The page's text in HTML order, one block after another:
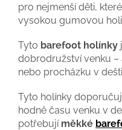
pro nejmenší děti,
vysokou gumovou
Tyto barefoot holínky
dobrodružství venku –
nebo procházku v
Tyto holínky
hodně času venku v
potřebují měkké